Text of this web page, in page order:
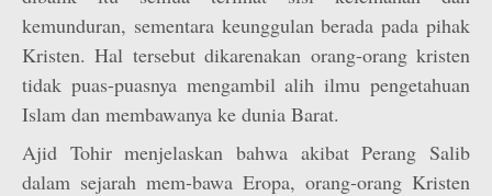
kemunduran, sementara keunggulan berada pada pihak
Kristen. Hal tersebut dikarenakan orang-orang kristen
tidak puas-puasnya mengambil alih ilmu pengetahuan
Islam dan membawanya ke dunia Barat.
Ajid Tohir menjelaskan bahwa akibat Perang Salib
dalam sejarah mem-bawa Eropa, orang-orang Kristen